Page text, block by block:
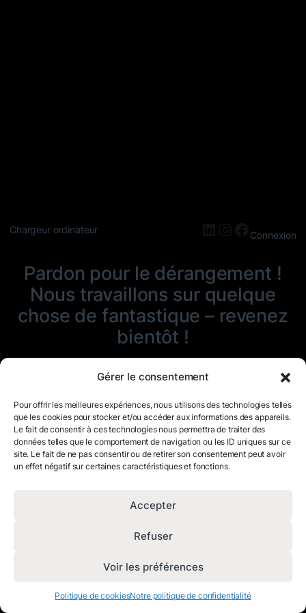
Gérer le consentement
Pour offrir les meilleures expériences, nous utilisons des technologies telles
que les cookies pour stocker et/ou accéder aux informations des appareils.
Le fait de consentir à ces technologies nous permettra de traiter des
données telles que le comportement de navigation ou les ID uniques sur ce
site. Le fait de ne pas consentir ou de retirer son consentement peut avoir
un effet négatif sur certaines caractéristiques et fonctions.
Accepter
Refuser
Voir les préférences
Politique de cookiesNotre politique de confidentialité
Chargeur ordinateur LinkedIn
Instagram
Connexion
Pardon pour le dérangement !
Nous travaillons sur quelque
chose de fantastique – revenez
bientôt !